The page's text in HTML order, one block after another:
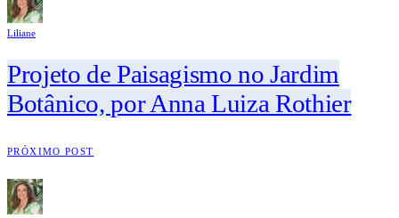
Liliane
Projeto de Paisagismo no Jardim
Botânico, por Anna Luiza Rothier
PRÓXIMO POST